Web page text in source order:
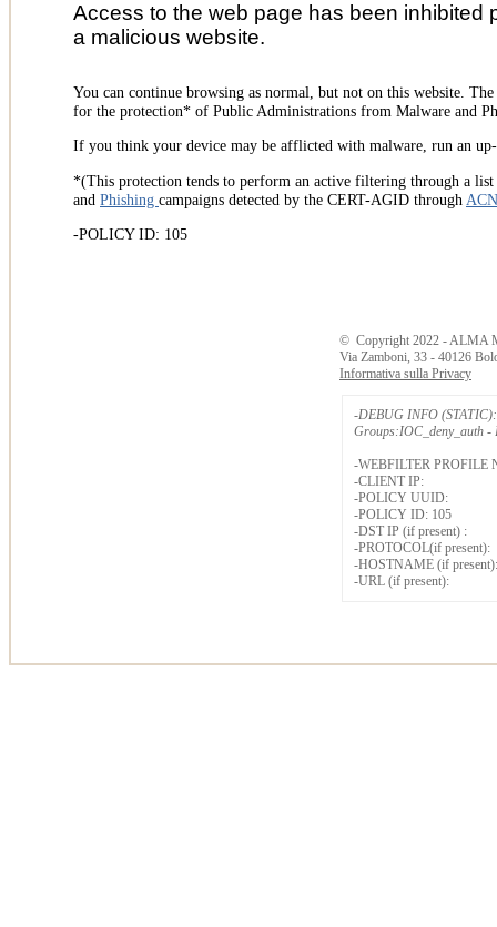
Access to the web page has been
a malicious website.
You can continue browsing as normal, but not on this website.
for the protection* of Public Administrations from Malware and
If you think your device may be afflicted with malware, run an
*(This protection tends to perform an active filtering through a
and Phishing campaigns detected by the CERT-AGID through
-POLICY ID: 105
© Copyright 2022 - ALMA
Via Zamboni, 33 - 40126
Informativa sulla Privacy
-DEBUG INFO (STATIC):
Groups:IOC_deny_auth -
-WEBFILTER PROFILE
-CLIENT IP:
-POLICY UUID:
-POLICY ID: 105
-DST IP (if present) :
-PROTOCOL(if present):
-HOSTNAME (if present):
-URL (if present):